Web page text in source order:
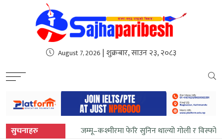
sweet bonanza
August 7, 2026 | शुक्रबार, साउन २३, २०८३
सुचनाहरु जम्मू–कश्मीरमा फेरि सुनिन थाल्यो गोली र